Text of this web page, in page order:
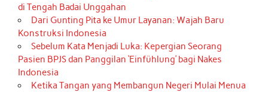
di Tengah Badai Unggahan
Dari Gunting Pita ke Umur Layanan: Wajah Baru
Konstruksi Indonesia
Sebelum Kata Menjadi Luka: Kepergian Seorang
Pasien BPJS dan Panggilan ‘Einfühlung’ bagi Nakes
Indonesia
Ketika Tangan yang Membangun Negeri Mulai Menua